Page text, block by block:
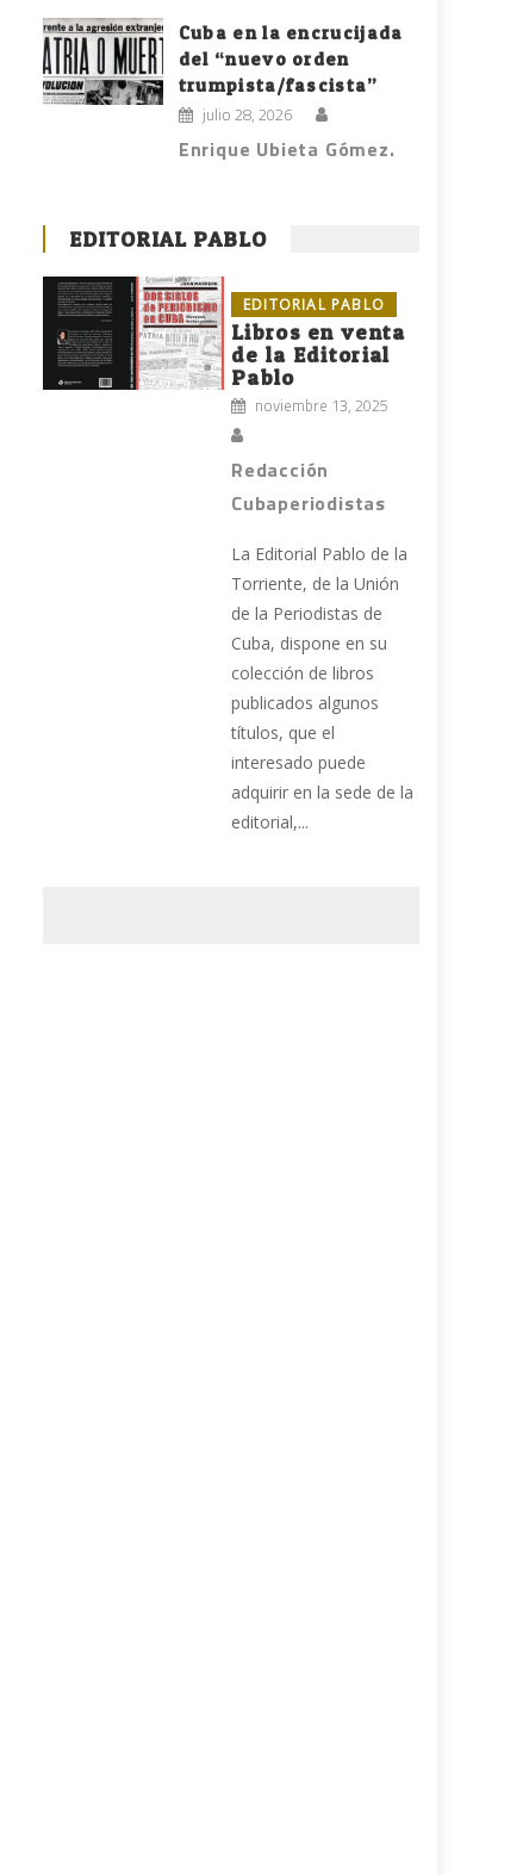
Cuba en la encrucijada
del “nuevo orden
trumpista/fascista”
julio 28, 2026
Enrique Ubieta Gómez.
EDITORIAL PABLO
EDITORIAL PABLO
Libros en venta
de la Editorial
Pablo
noviembre 13, 2025
Redacción
Cubaperiodistas
La Editorial Pablo de la
Torriente, de la Unión
de la Periodistas de
Cuba, dispone en su
colección de libros
publicados algunos
títulos, que el
interesado puede
adquirir en la sede de la
editorial,...